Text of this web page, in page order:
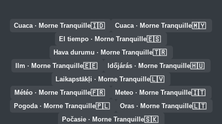
🇲🇾
Cuaca · Morne Tranquille
🇮🇩
Cuaca · Morne Tranquille
🇪🇸
El tiempo · Morne Tranquille
🇹🇷
Hava durumu · Morne Tranquille
🇭🇺
Időjárás · Morne Tranquille
🇪🇪
Ilm · Morne Tranquille
🇱🇻
Laikapstākļi · Morne Tranquille
🇮🇹
Meteo · Morne Tranquille
🇫🇷
Météo · Morne Tranquille
🇱🇹
Oras · Morne Tranquille
🇵🇱
Pogoda · Morne Tranquille
🇸🇰
Počasie · Morne Tranquille